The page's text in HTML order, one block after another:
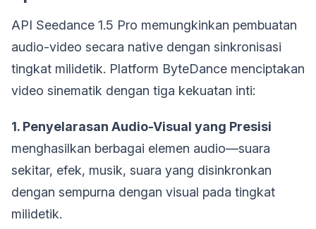
API Seedance 1.5 Pro memungkinkan pembuatan
audio-video secara native dengan sinkronisasi
tingkat milidetik. Platform ByteDance menciptakan
video sinematik dengan tiga kekuatan inti:
1. Penyelarasan Audio-Visual yang Presisi
menghasilkan berbagai elemen audio—suara
sekitar, efek, musik, suara yang disinkronkan
dengan sempurna dengan visual pada tingkat
milidetik.